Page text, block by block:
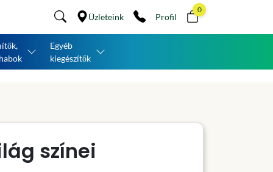
Üzleteink Profil
0
Egyéb
kiegészítők
színei